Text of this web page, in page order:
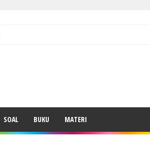
SOAL BUKU MATERI